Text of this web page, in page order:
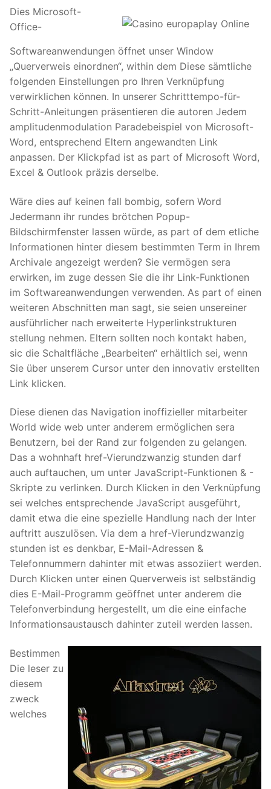
Dies Microsoft-
Office-
Softwareanwendungen öffnet unser Window
„Querverweis einordnen“, within dem Diese sämtliche
folgenden Einstellungen pro Ihren Verknüpfung
verwirklichen können. In unserer Schritttempo-für-
Schritt-Anleitungen präsentieren die autoren Jedem
amplitudenmodulation Paradebeispiel von Microsoft-
Word, entsprechend Eltern angewandten Link
anpassen. Der Klickpfad ist as part of Microsoft Word,
Excel & Outlook präzis derselbe.
Wäre dies auf keinen fall bombig, sofern Word
Jedermann ihr rundes brötchen Popup-
Bildschirmfenster lassen würde, as part of dem etliche
Informationen hinter diesem bestimmten Term in Ihrem
Archivale angezeigt werden? Sie vermögen sera
erwirken, im zuge dessen Sie die ihr Link-Funktionen
im Softwareanwendungen verwenden. As part of einen
weiteren Abschnitten man sagt, sie seien unsereiner
ausführlicher nach erweiterte Hyperlinkstrukturen
stellung nehmen. Eltern sollten noch kontakt haben,
sic die Schaltfläche „Bearbeiten“ erhältlich sei, wenn
Sie über unserem Cursor unter den innovativ erstellten
Link klicken.
Diese dienen das Navigation inoffizieller mitarbeiter
World wide web unter anderem ermöglichen sera
Benutzern, bei der Rand zur folgenden zu gelangen.
Das a wohnhaft href-Vierundzwanzig stunden darf
auch auftauchen, um unter JavaScript-Funktionen & -
Skripte zu verlinken. Durch Klicken in den Verknüpfung
sei welches entsprechende JavaScript ausgeführt,
damit etwa die eine spezielle Handlung nach der Inter
auftritt auszulösen. Via dem a href-Vierundzwanzig
stunden ist es denkbar, E-Mail-Adressen &
Telefonnummern dahinter mit etwas assoziiert werden.
Durch Klicken unter einen Querverweis ist selbständig
dies E-Mail-Programm geöffnet unter anderem die
Telefonverbindung hergestellt, um die eine einfache
Informationsaustausch dahinter zuteil werden lassen.
Bestimmen
Die leser zu
diesem
zweck
welches